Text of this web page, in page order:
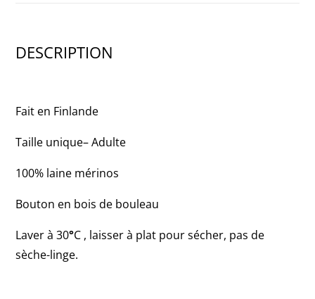
DESCRIPTION
Fait en Finlande
Taille unique– Adulte
100% laine mérinos
Bouton en bois de bouleau
Laver à 30°C , laisser à plat pour sécher, pas de
sèche-linge.